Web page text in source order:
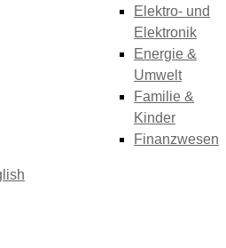
Elektro- und
Elektronik
Energie &
Umwelt
Familie &
Kinder
Finanzwesen